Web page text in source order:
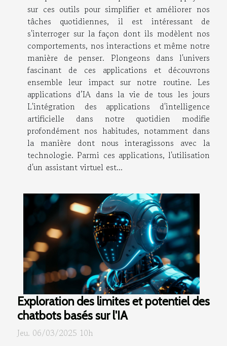
sur ces outils pour simplifier et améliorer nos
tâches quotidiennes, il est intéressant de
s'interroger sur la façon dont ils modèlent nos
comportements, nos interactions et même notre
manière de penser. Plongeons dans l'univers
fascinant de ces applications et découvrons
ensemble leur impact sur notre routine. Les
applications d’IA dans la vie de tous les jours
L'intégration des applications d'intelligence
artificielle dans notre quotidien modifie
profondément nos habitudes, notamment dans
la manière dont nous interagissons avec la
technologie. Parmi ces applications, l'utilisation
d'un assistant virtuel est...
Exploration des limites et potentiel des
chatbots basés sur l'IA
Jeu. 06/03/2025 10h